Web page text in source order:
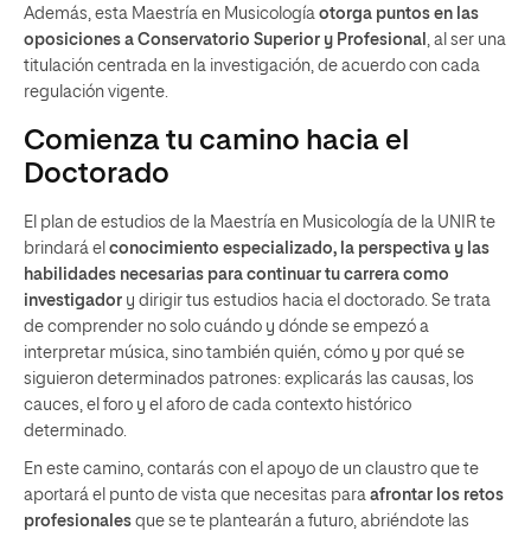
Además, esta Maestría en Musicología otorga puntos en las
oposiciones a Conservatorio Superior y Profesional , al ser una
titulación centrada en la investigación, de acuerdo con cada
regulación vigente.
Comienza tu camino hacia el
Doctorado
El plan de estudios de la Maestría en Musicología de la UNIR te
brindará el conocimiento especializado, la perspectiva y las
habilidades necesarias para continuar tu carrera como
investigador y dirigir tus estudios hacia el doctorado. Se trata
de comprender no solo cuándo y dónde se empezó a
interpretar música, sino también quién, cómo y por qué se
siguieron determinados patrones: explicarás las causas, los
cauces, el foro y el aforo de cada contexto histórico
determinado.
En este camino, contarás con el apoyo de un claustro que te
aportará el punto de vista que necesitas para afrontar los retos
profesionales que se te plantearán a futuro, abriéndote las